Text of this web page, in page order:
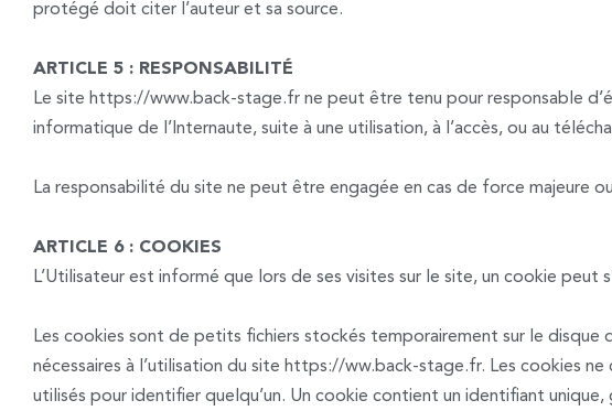
protégé doit citer l’auteur et sa source.
ARTICLE 5 : RESPONSABILITÉ
Le site https://www.back-stage.fr ne peut être tenu pour responsable
informatique de l’Internaute, suite à une utilisation, à l’accès, ou au
La responsabilité du site ne peut être engagée en cas de force majeure
ARTICLE 6 : COOKIES
L’Utilisateur est informé que lors de ses visites sur le site, un cookie
Les cookies sont de petits fichiers stockés temporairement sur le
nécessaires à l’utilisation du site https://ww.back-stage.fr. Les cookies
utilisés pour identifier quelqu’un. Un cookie contient un identifiant